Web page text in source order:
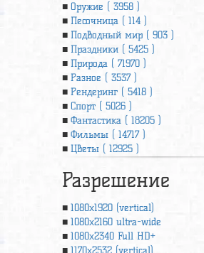
Оружие ( 3958 )
Песочница ( 114 )
Подводный мир ( 903 )
Праздники ( 5425 )
Природа ( 71970 )
Разное ( 3537 )
Рендеринг ( 5418 )
Спорт ( 5026 )
Фантастика ( 18205 )
Фильмы ( 14717 )
Цветы ( 12925 )
Разрешение
1080x1920 (vertical)
1080x2160 ultra-wide
1080x2340 Full HD+
1170x2532 (vertical)